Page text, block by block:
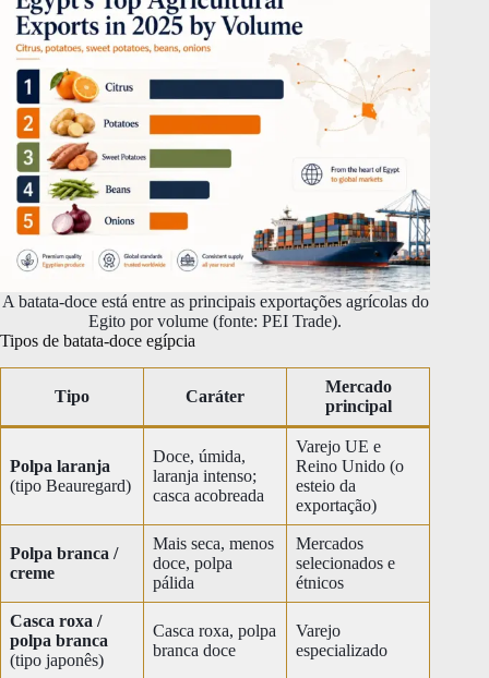
A batata-doce está entre as principais exportações agrícolas do
Egito por volume (fonte: PEI Trade).
Tipos de batata-doce egípcia
Tipo Caráter
Mercado
principal
Polpa laranja
(tipo Beauregard)
Doce, úmida,
laranja intenso;
casca acobreada
Varejo UE e
Reino Unido (o
esteio da
exportação)
Polpa branca /
creme
Mais seca, menos
doce, polpa
pálida
Mercados
selecionados e
étnicos
Casca roxa /
polpa branca
(tipo japonês)
Casca roxa, polpa
branca doce
Varejo
especializado